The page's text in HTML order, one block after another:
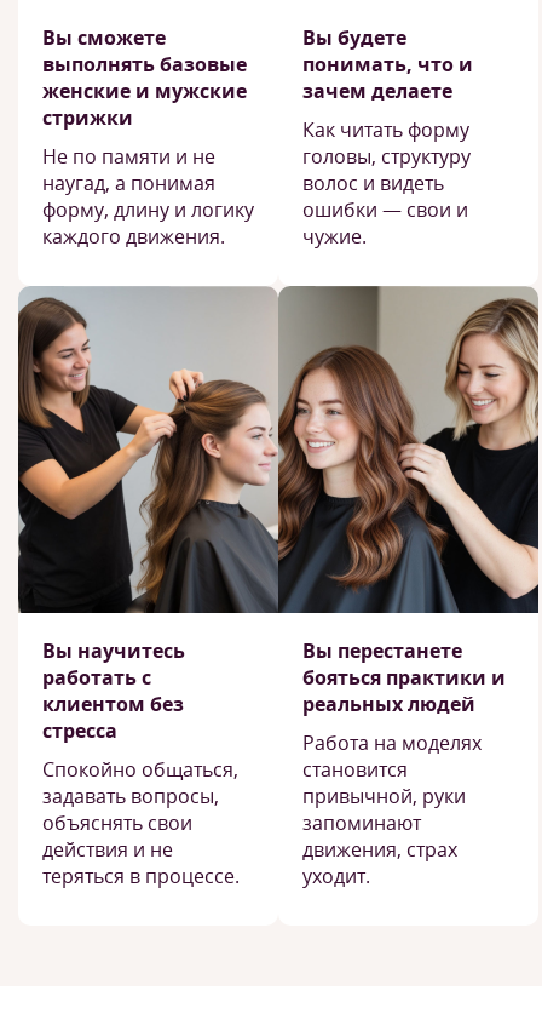
Вы сможете
выполнять базовые
женские и мужские
стрижки
Не по памяти и не
наугад, а понимая
форму, длину и логику
каждого движения.
Вы будете
понимать, что и
зачем делаете
Как читать форму
головы, структуру
волос и видеть
ошибки — свои и
чужие.
Вы научитесь
работать с
клиентом без
стресса
Спокойно общаться,
задавать вопросы,
объяснять свои
действия и не
теряться в процессе.
Вы перестанете
бояться практики и
реальных людей
Работа на моделях
становится
привычной, руки
запоминают
движения, страх
уходит.